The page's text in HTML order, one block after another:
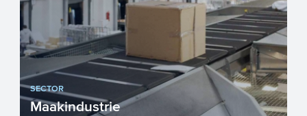
SECTOR
Maakindustrie